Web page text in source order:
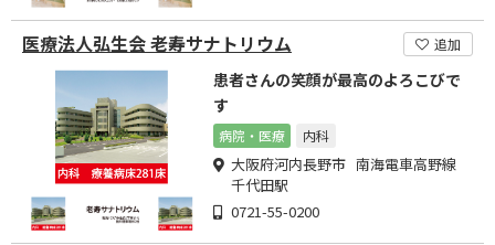
医療法人弘生会 老寿サナトリウム 追加
患者さんの笑顔が最高のよろこびで
す
病院・医療 内科
大阪府河内長野市 南海電車高野線
千代田駅
0721-55-0200